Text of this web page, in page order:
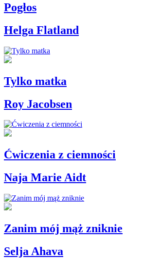
Pogłos
Helga Flatland
Tylko matka
Roy Jacobsen
Ćwiczenia z ciemności
Naja Marie Aidt
Zanim mój mąż zniknie
Selja Ahava